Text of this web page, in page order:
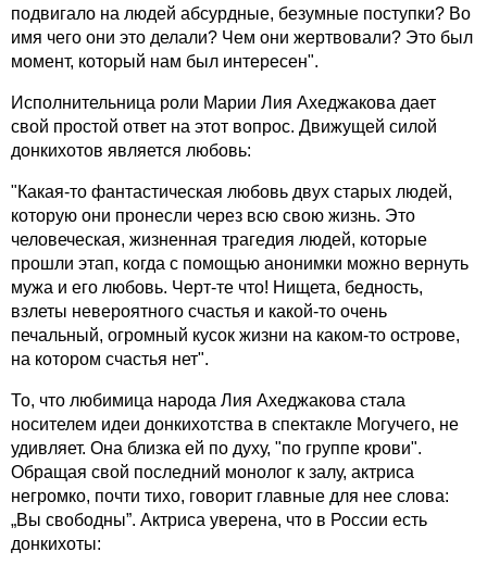
подвигало на людей абсурдные, безумные поступки? Во
имя чего они это делали? Чем они жертвовали? Это был
момент, который нам был интересен".
Исполнительница роли Марии Лия Ахеджакова дает
свой простой ответ на этот вопрос. Движущей силой
донкихотов является любовь:
"Какая-то фантастическая любовь двух старых людей,
которую они пронесли через всю свою жизнь. Это
человеческая, жизненная трагедия людей, которые
прошли этап, когда с помощью анонимки можно вернуть
мужа и его любовь. Черт-те что! Нищета, бедность,
взлеты невероятного счастья и какой-то очень
печальный, огромный кусок жизни на каком-то острове,
на котором счастья нет".
То, что любимица народа Лия Ахеджакова стала
носителем идеи донкихотства в спектакле Могучего, не
удивляет. Она близка ей по духу, "по группе крови".
Обращая свой последний монолог к залу, актриса
негромко, почти тихо, говорит главные для нее слова:
„Вы свободны”. Актриса уверена, что в России есть
донкихоты: